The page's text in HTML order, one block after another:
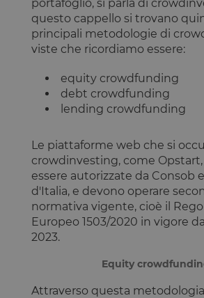
portafoglio, si parla di
questo cappello si trovano
principali metodologie di
viste che ricordiamo essere:
equity crowdfunding
debt crowdfunding
lending crowdfunding
Le piattaforme web che si
crowdinvesting, come
essere autorizzate da Consob
d'Italia, e devono operare
normativa vigente, cioè il
Europeo 1503/2020 in vigore
2023.
Equity
Attraverso questa